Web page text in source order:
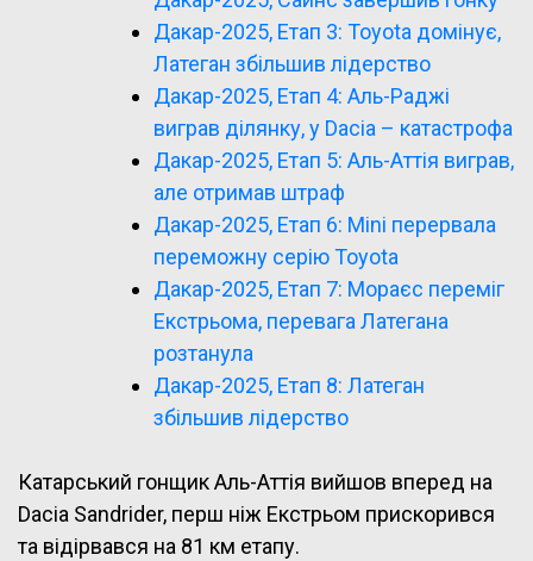
Дакар-2025, Етап 3: Toyota домінує,
Латеган збільшив лідерство
Дакар-2025, Етап 4: Аль-Раджі
виграв ділянку, у Dacia – катастрофа
Дакар-2025, Етап 5: Аль-Аттія виграв,
але отримав штраф
Дакар-2025, Етап 6: Mini перервала
переможну серію Toyota
Дакар-2025, Етап 7: Мораєс переміг
Екстрьома, перевага Латегана
розтанула
Дакар-2025, Етап 8: Латеган
збільшив лідерство
Катарський гонщик Аль-Аттія вийшов вперед на
Dacia Sandrider, перш ніж Екстрьом прискорився
та відірвався на 81 км етапу.